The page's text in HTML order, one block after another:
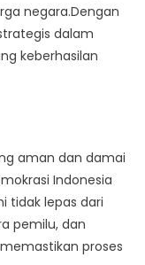
negara.Dengan
dalam
keberhasilan
aman dan damai
Indonesia
tidak lepas dari
pemilu, dan
proses